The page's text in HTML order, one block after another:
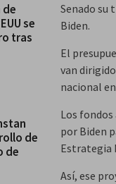
Senado su
Biden.
El
van
nacional
Los
por Biden
Estrategia
Así, ese
se
tras
de
de